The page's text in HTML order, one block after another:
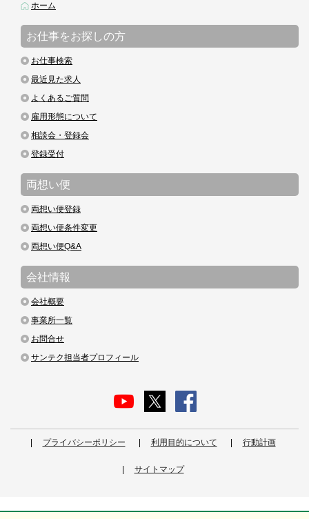
ホーム
お仕事をお探しの方
お仕事検索
最近見た求人
よくあるご質問
雇用形態について
相談会・登録会
登録受付
両想い便
両想い便登録
両想い便条件変更
両想い便Q&A
会社情報
会社概要
事業所一覧
お問合せ
サンテク担当者プロフィール
プライバシーポリシー 利用目的について 行動計画
サイトマップ